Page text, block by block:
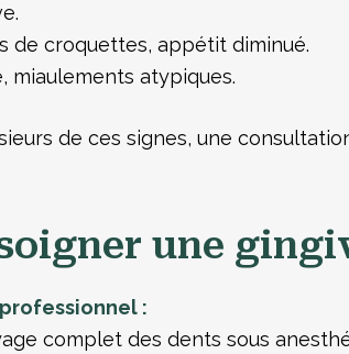
de croquettes, appétit diminué.
miaulements atypiques.
de ces signes, une
une
:
complet des dents sous